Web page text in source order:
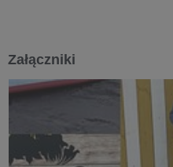
Załączniki